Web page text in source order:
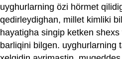
uyghurlarning özi hörmet
qedirleydighan, millet kimliki
hayatigha singip ketken
barliqini bilgen. uyghurlarning